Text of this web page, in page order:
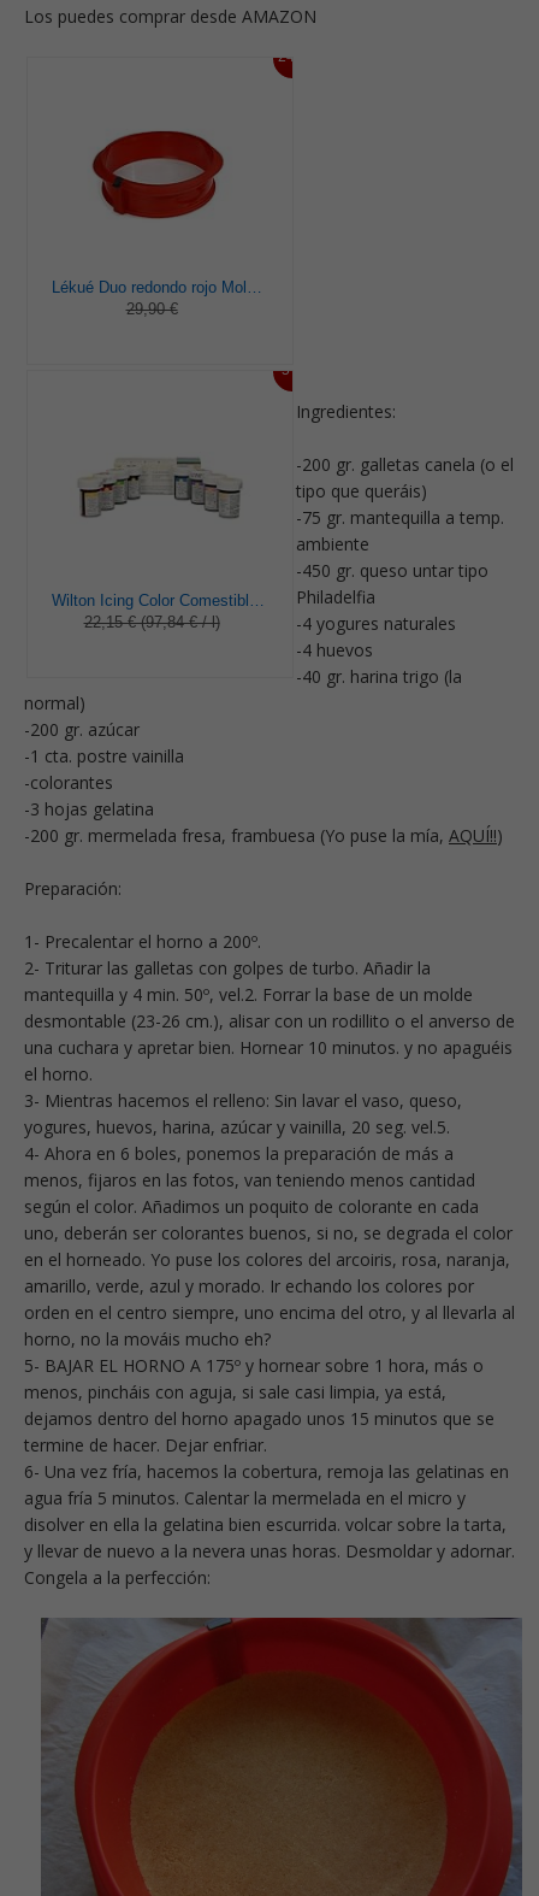
Los puedes comprar desde AMAZON
24%
29,90 €
5%
22,15 € (97,84 € / l)
Ingredientes:
-200 gr. galletas canela (o el
tipo que queráis)
-75 gr. mantequilla a temp.
ambiente
-450 gr. queso untar tipo
Philadelfia
-4 yogures naturales
-4 huevos
-40 gr. harina trigo (la
normal)
-200 gr. azúcar
-1 cta. postre vainilla
-colorantes
-3 hojas gelatina
-200 gr. mermelada fresa, frambuesa (Yo puse la mía, AQUÍ!!)
Preparación:
1- Precalentar el horno a 200º.
2- Triturar las galletas con golpes de turbo. Añadir la
mantequilla y 4 min. 50º, vel.2. Forrar la base de un molde
desmontable (23-26 cm.), alisar con un rodillito o el anverso de
una cuchara y apretar bien. Hornear 10 minutos. y no apaguéis
el horno.
3- Mientras hacemos el relleno: Sin lavar el vaso, queso,
yogures, huevos, harina, azúcar y vainilla, 20 seg. vel.5.
4- Ahora en 6 boles, ponemos la preparación de más a
menos, fijaros en las fotos, van teniendo menos cantidad
según el color. Añadimos un poquito de colorante en cada
uno, deberán ser colorantes buenos, si no, se degrada el color
en el horneado. Yo puse los colores del arcoiris, rosa, naranja,
amarillo, verde, azul y morado. Ir echando los colores por
orden en el centro siempre, uno encima del otro, y al llevarla al
horno, no la mováis mucho eh?
5- BAJAR EL HORNO A 175º y hornear sobre 1 hora, más o
menos, pincháis con aguja, si sale casi limpia, ya está,
dejamos dentro del horno apagado unos 15 minutos que se
termine de hacer. Dejar enfriar.
6- Una vez fría, hacemos la cobertura, remoja las gelatinas en
agua fría 5 minutos. Calentar la mermelada en el micro y
disolver en ella la gelatina bien escurrida. volcar sobre la tarta,
y llevar de nuevo a la nevera unas horas. Desmoldar y adornar.
Congela a la perfección: